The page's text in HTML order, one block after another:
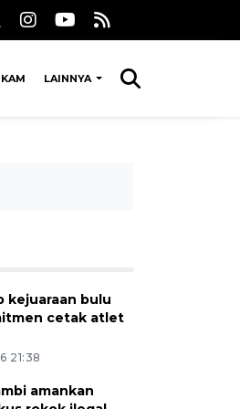
LAINNYA
kejuaraan bulu
cetak atlet
21:38
amankan